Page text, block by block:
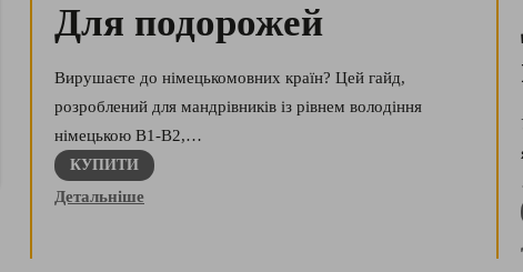
Для подорожей
Вирушаєте до німецькомовних країн? Цей гайд,
розроблений для мандрівників із рівнем володіння
німецькою В1-В2,…
КУПИТИ
Детальніше